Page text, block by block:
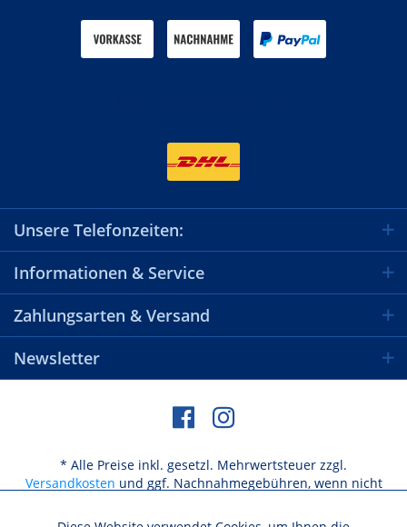
Unsere Telefonzeiten:
Informationen & Service
Zahlungsarten & Versand
Newsletter
* Alle Preise inkl. gesetzl. Mehrwertsteuer zzgl.
Versandkosten und ggf. Nachnahmegebühren, wenn nicht